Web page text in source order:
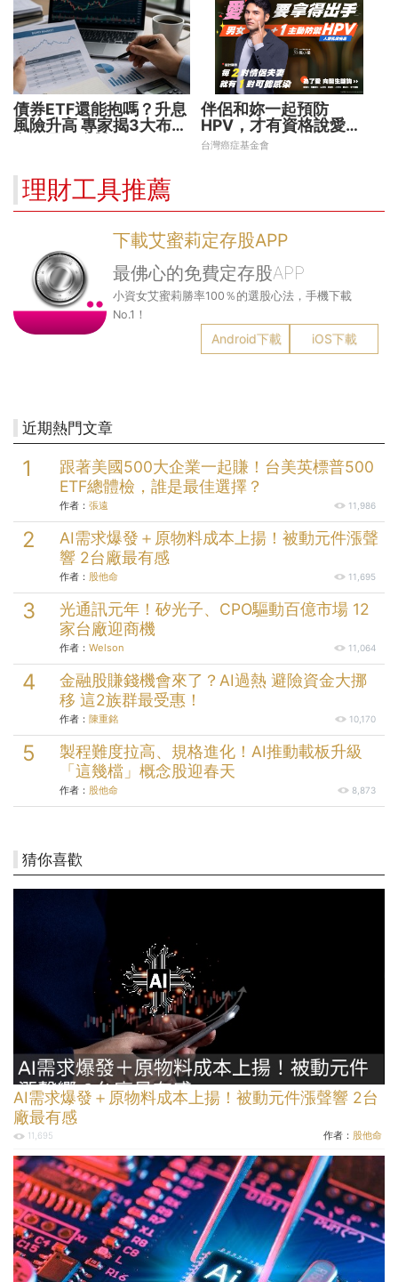
債券ETF還能抱嗎？升息
風險升高 專家揭3大布局
伴侶和妳一起預防
HPV，才有資格說愛
妳！
台灣癌症基金會
理財工具推薦
下載艾蜜莉定存股APP
最佛心的免費定存股APP
小資女艾蜜莉勝率100％的選股心法，手機下載
No.1！
Android下載 iOS下載
近期熱門文章
跟著美國500大企業一起賺！台美英標普500
ETF總體檢，誰是最佳選擇？
作者： 張遠 11,986
AI需求爆發＋原物料成本上揚！被動元件漲聲
響 2台廠最有感
作者： 股他命 11,695
光通訊元年！矽光子、CPO驅動百億市場 12
家台廠迎商機
作者： Welson 11,064
金融股賺錢機會來了？AI過熱 避險資金大挪
移 這2族群最受惠！
作者： 陳重銘 10,170
製程難度拉高、規格進化！AI推動載板升級
「這幾檔」概念股迎春天
作者： 股他命 8,873
猜你喜歡
AI需求爆發＋原物料成本上揚！被動元件漲聲響 2台
廠最有感
11,695 作者： 股他命